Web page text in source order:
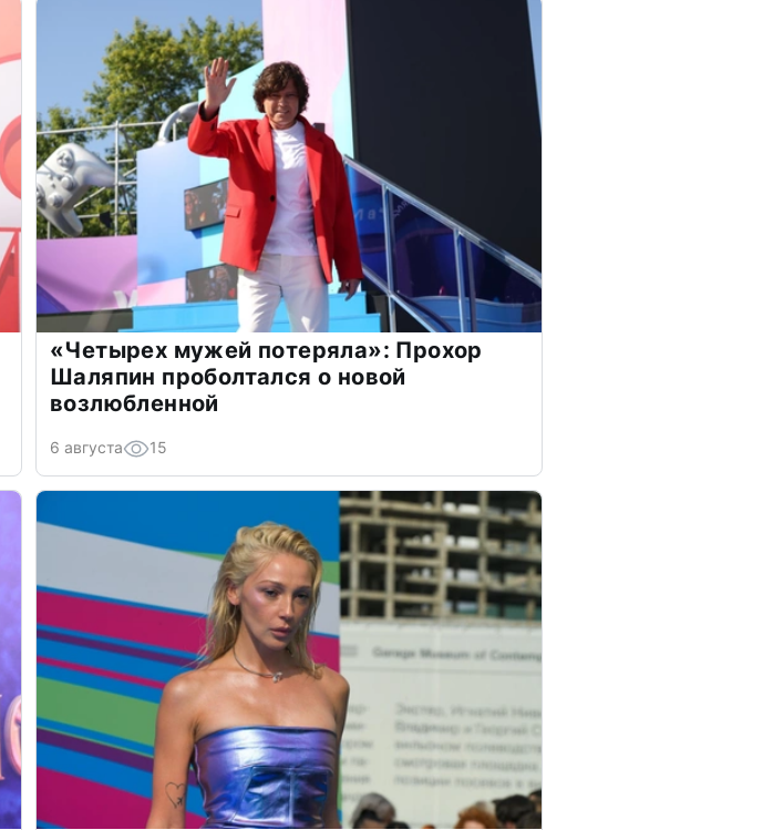
«Четырех мужей потеряла»: Прохор
Шаляпин проболтался о новой
возлюбленной
6 августа 15